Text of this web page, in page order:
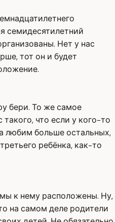
семидесятилетний
Нет у нас
тот он и будет
бери. То же самое
такого, что если у кого-то
любим больше остальных,
ребёнка, как-то
к нему расположены. Ну,
на самом деле родители